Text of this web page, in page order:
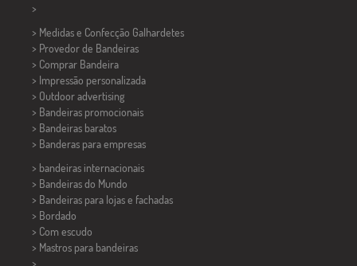
>
> Medidas e Confecção Galhardetes
> Provedor de Bandeiras
> Comprar Bandeira
> Impressão personalizada
> Outdoor advertising
> Bandeiras promocionais
> Bandeiras baratos
> Banderas para empresas
> bandeiras internacionais
> Bandeiras do Mundo
> Bandeiras para lojas e fachadas
> Bordado
> Com escudo
> Mastros para bandeiras
>